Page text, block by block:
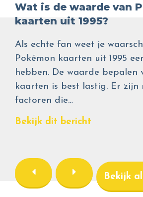
Wat is de waarde van
kaarten uit 1995?
Als echte fan weet je
Pokémon kaarten uit 1995
hebben. De waarde bepalen
kaarten is best lastig. Er zijn
factoren die…
Bekijk dit bericht
Bekijk